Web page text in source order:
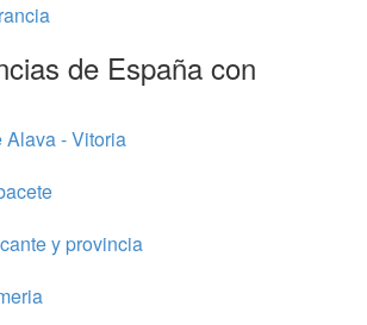
de España con
- Vitoria
y provincia